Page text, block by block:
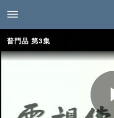
toggle navigation
普門品 第3集